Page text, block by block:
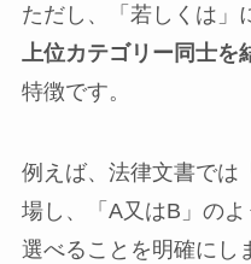
ただし、「若しくは」
上位カテゴリー同士を
特徴です。
例えば、法律文書では
場し、「A又はB」の
選べることを明確にし